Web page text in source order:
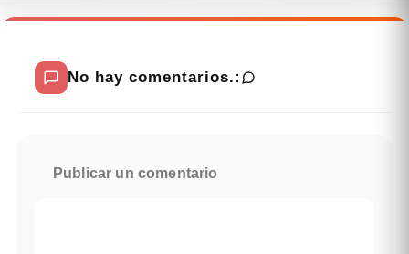
No hay comentarios.:
Publicar un comentario